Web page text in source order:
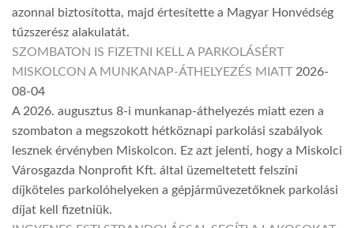
azonnal biztosította, majd értesítette a Magyar Honvédség
tűzszerész alakulatát.
SZOMBATON IS FIZETNI KELL A PARKOLÁSÉRT
MISKOLCON A MUNKANAP-ÁTHELYEZÉS MIATT 2026-
08-04
A 2026. augusztus 8-i munkanap-áthelyezés miatt ezen a
szombaton a megszokott hétköznapi parkolási szabályok
lesznek érvényben Miskolcon. Ez azt jelenti, hogy a Miskolci
Városgazda Nonprofit Kft. által üzemeltetett felszíni
díjköteles parkolóhelyeken a gépjárművezetőknek parkolási
díjat kell fizetniük.